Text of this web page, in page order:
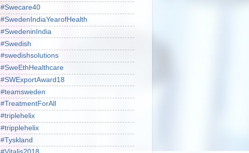
#Swecare40
#SwedenIndiaYearofHealth
#SwedeninIndia
#Swedish
#swedishsolutions
#SweEthHealthcare
#SWExportAward18
#teamsweden
#TreatmentForAll
#triplehelix
#tripplehelix
#Tyskland